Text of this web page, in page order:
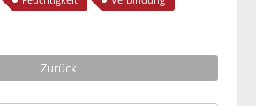
Zurück